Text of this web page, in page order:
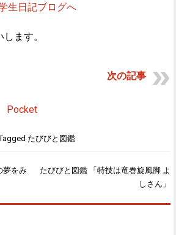
ます。
次の記事
Pocket
たびびと図鑑
夢をみ
たびびと図鑑 「特技は竜巻旋風脚 よ
しさん」